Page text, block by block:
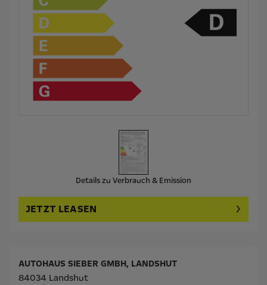
Details zu Verbrauch & Emission
JETZT LEASEN
AUTOHAUS SIEBER GMBH, LANDSHUT
84034 Landshut